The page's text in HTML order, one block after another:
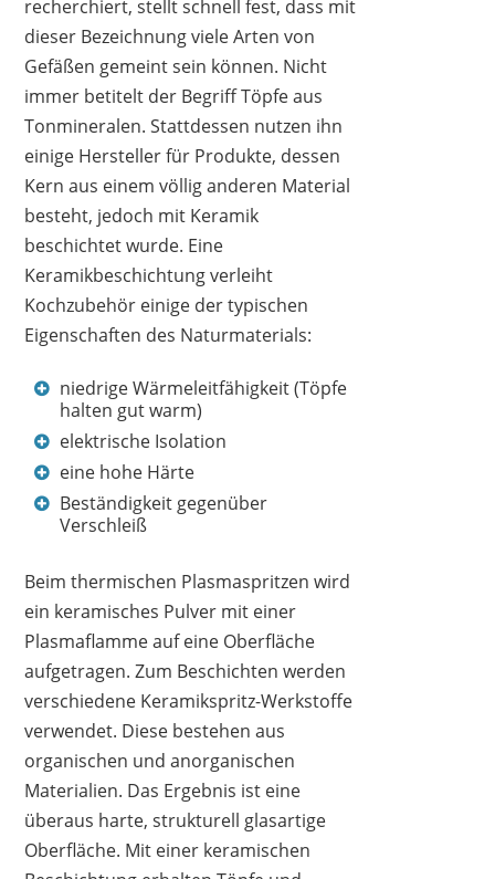
recherchiert, stellt schnell fest, dass mit
dieser Bezeichnung viele Arten von
Gefäßen gemeint sein können. Nicht
immer betitelt der Begriff Töpfe aus
Tonmineralen. Stattdessen nutzen ihn
einige Hersteller für Produkte, dessen
Kern aus einem völlig anderen Material
besteht, jedoch mit Keramik
beschichtet wurde. Eine
Keramikbeschichtung verleiht
Kochzubehör einige der typischen
Eigenschaften des Naturmaterials:
niedrige Wärmeleitfähigkeit (Töpfe
halten gut warm)
elektrische Isolation
eine hohe Härte
Beständigkeit gegenüber
Verschleiß
Beim thermischen Plasmaspritzen wird
ein keramisches Pulver mit einer
Plasmaflamme auf eine Oberfläche
aufgetragen. Zum Beschichten werden
verschiedene Keramikspritz-Werkstoffe
verwendet. Diese bestehen aus
organischen und anorganischen
Materialien. Das Ergebnis ist eine
überaus harte, strukturell glasartige
Oberfläche. Mit einer keramischen